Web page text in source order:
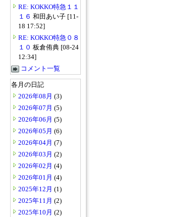
RE: KOKKO特急１１
１６ 和田あい子 [11-
18 17:52]
RE: KOKKO特急０８
１０ 板倉侑典 [08-24
12:34]
コメント一覧
各月の日記
2026年08月 (3)
2026年07月 (5)
2026年06月 (5)
2026年05月 (6)
2026年04月 (7)
2026年03月 (2)
2026年02月 (4)
2026年01月 (4)
2025年12月 (1)
2025年11月 (2)
2025年10月 (2)